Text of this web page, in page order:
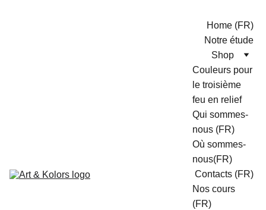
Home (FR)
Notre étude
Shop
Couleurs pour
le troisième
feu en relief
Qui sommes-
nous (FR)
Où sommes-
nous(FR)
Contacts (FR)
Nos cours
(FR)